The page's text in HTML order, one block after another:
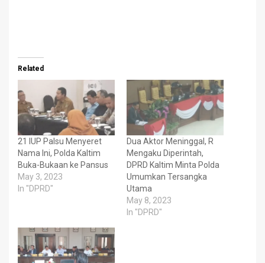
Related
21 IUP Palsu Menyeret
Nama Ini, Polda Kaltim
Buka-Bukaan ke Pansus
May 3, 2023
In "DPRD"
Dua Aktor Meninggal, R
Mengaku Diperintah,
DPRD Kaltim Minta Polda
Umumkan Tersangka
Utama
May 8, 2023
In "DPRD"